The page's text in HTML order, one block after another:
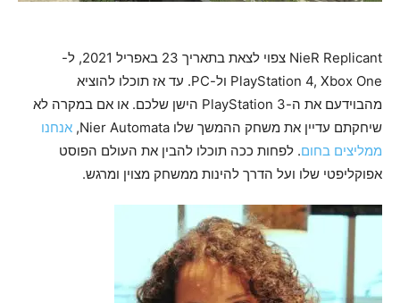
NieR Replicant צפוי לצאת בתאריך 23 באפריל 2021, ל-
PlayStation 4, Xbox One ול-PC. עד אז תוכלו להוציא
מהבוידעם את ה-PlayStation 3 הישן שלכם. או אם במקרה לא
שיחקתם עדיין את משחק ההמשך שלו Nier Automata,
אנחנו
ממליצים בחום. לפחות ככה תוכלו להבין את העולם הפוסט
אפוקליפטי שלו ועל הדרך להינות ממשחק מצוין ומרגש.